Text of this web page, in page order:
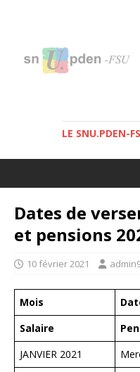
LE SNU.PDEN-
Dates de
et pensions
10 février 2021
Mois
Salaire
JANVIER 2021